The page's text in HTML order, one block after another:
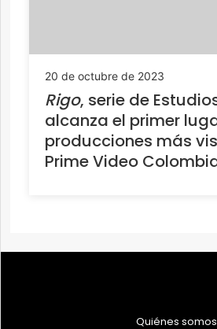
20 de octubre de 2023
Rigo, serie de
alcanza el primer
producciones más
Prime Video
Quiénes somos